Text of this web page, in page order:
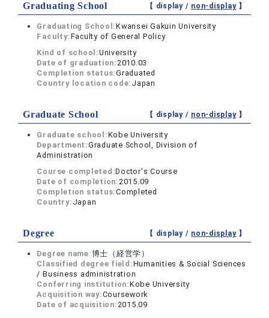
Graduating School 【 display / non-display】
Graduating School:Kwansei Gakuin University
Faculty:Faculty of General Policy
Kind of school:University
Date of graduation:2010.03
Completion status:Graduated
Country location code: Japan
Graduate School 【 display / non-display】
Graduate school:Kobe University
Department:Graduate School, Division of
Administration
Course completed:Doctor's Course
Date of completion:2015.09
Completion status:Completed
Country: Japan
Degree 【 display / non-display】
Degree name:博士（経営学）
Classified degree field:Humanities & Social Sciences
/ Business administration
Conferring institution:Kobe University
Acquisition way:Coursework
Date of acquisition:2015.09